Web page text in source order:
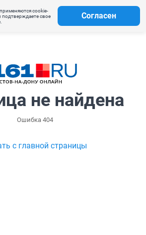
cookie-
подтверждаете свое
Согласен
не найдена
Ошибка 404
с главной страницы